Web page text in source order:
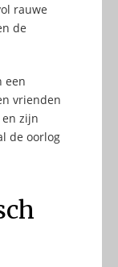
rauwe
de
een
vrienden
zijn
de oorlog